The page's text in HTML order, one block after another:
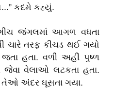
કદમે કહ્યું.
ગીચ જંગલમાં આગળ વધતા
ચારે તરફ કીચડ થઈ ગયો
હતા. વળી અહીં પુષ્ળ
જેવા વેલાઓ લટકતા હતા.
તેઓ અંદર ઘૂસતા ગયા.